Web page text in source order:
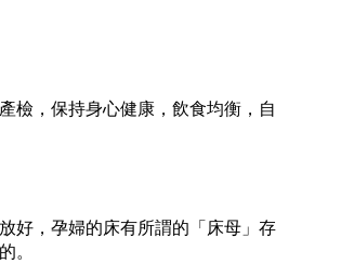
檢，保持身心健康，飲食均衡，自
好， 孕婦的床有所謂的「 床母」存
。